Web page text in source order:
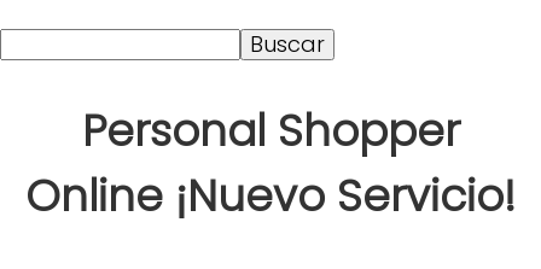
Personal Shopper
Online ¡Nuevo Servicio!